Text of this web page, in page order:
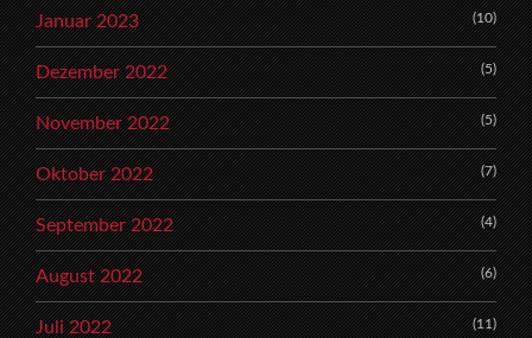
Januar 2023 (10)
Dezember 2022 (5)
November 2022 (5)
Oktober 2022 (7)
September 2022 (4)
August 2022 (6)
Juli 2022 (11)